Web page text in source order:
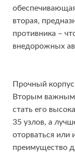
вторая,
противника –
внедорожных
Прочный
Вторым важным
стать его
35 узлов, а
оторваться или
преимущество